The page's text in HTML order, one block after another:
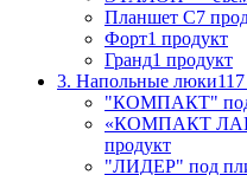
Планшет С7
Форт1 продукт
Гранд1 продукт
3. Напольные люки
"КОМПАКТ" под
«КОМПАКТ
продукт
"ЛИДЕР" под